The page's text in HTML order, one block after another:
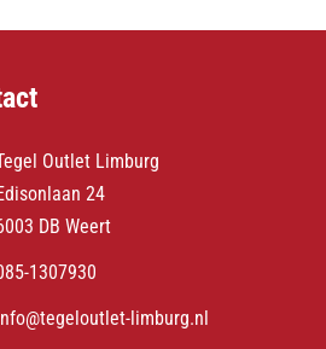
Outlet Limburg
24
DB Weert
1307930
limburg.nl